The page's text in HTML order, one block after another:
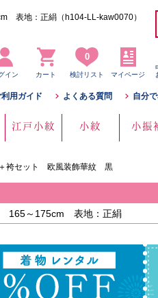
地：正絹（h104-LL-kaw0070）
イン カート
0
検討リスト マイページ
利用ガイド よくある質問 自分
江戸小紋 小紋 小振
袴セット 欧風装飾華紋 黒
165～175cm 表地：正絹